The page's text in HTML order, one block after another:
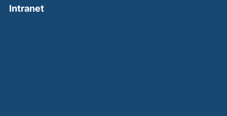
Intranet(external link, opens in a new window)